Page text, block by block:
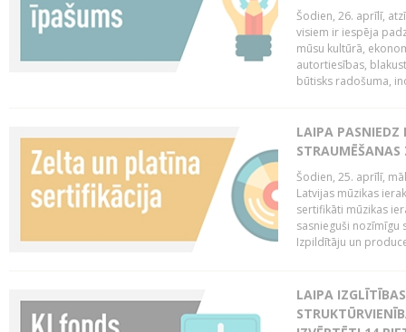
Šodien, 26. aprīlī,
visiem ir iespēja
mūsu kultūrā,
autortiesības,
būtisks radošuma,
LAIPA PASNIEDZ
Šodien, 25. aprīlī,
Latvijas mūzikas
sertifikāti mūzikas
sasnieguši nozīmīgu
Izpildītāju un
LAIPA